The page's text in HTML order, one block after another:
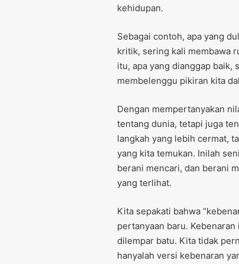
kehidupan.
Sebagai contoh, apa yang
kritik, sering kali membawa
itu, apa yang dianggap baik,
membelenggu pikiran kita
Dengan mempertanyakan
tentang dunia, tetapi juga
langkah yang lebih cermat,
yang kita temukan. Inilah
berani mencari, dan berani
yang terlihat.
Kita sepakati bahwa
pertanyaan baru.
dilempar batu. Kita tidak
hanyalah versi kebenaran